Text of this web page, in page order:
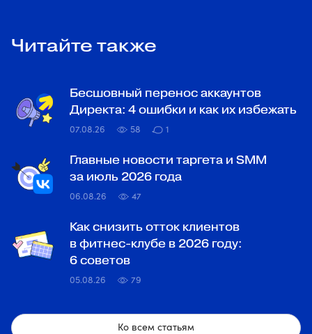
Читайте также
Бесшовный перенос аккаунтов
Директа: 4 ошибки и как их избежать
07.08.26 58 1
Главные новости таргета и SMM
за июль 2026 года
06.08.26 47
Как снизить отток клиентов
в фитнес-клубе в 2026 году:
6 советов
05.08.26 79
Ко всем статьям